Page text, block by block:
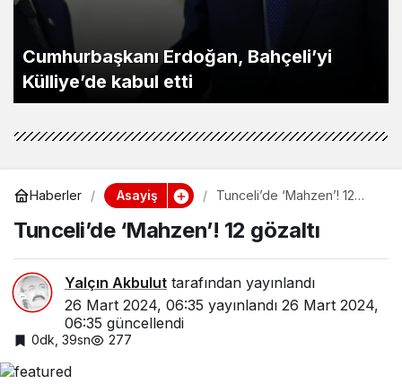
Cumhurbaşkanı Erdoğan, Bahçeli’yi
Külliye’de kabul etti
Haberler Asayiş
Tunceli’de ‘Mahzen’! 12
Tunceli’de ‘Mahzen’! 12 gözaltı
Yalçın Akbulut tarafından yayınlandı
26 Mart 2024, 06:35 yayınlandı 26 Mart 2024,
06:35 güncellendi
0dk, 39sn 277